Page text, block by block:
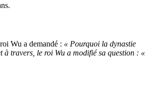
Wu a demandé : « Pourquoi la dynastie
travers, le roi Wu a modifié sa question : «